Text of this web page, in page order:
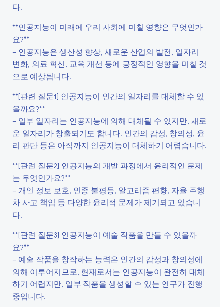
다.
**인공지능이 미래에 우리 사회에 미칠 영향은 무엇인가
요?**
– 인공지능은 생산성 향상, 새로운 산업의 발전, 일자리
변화, 의료 혁신, 교육 개선 등에 긍정적인 영향을 미칠 것
으로 예상됩니다.
**[관련 질문1] 인공지능이 인간의 일자리를 대체할 수 있
을까요?**
– 일부 일자리는 인공지능에 의해 대체될 수 있지만, 새로
운 일자리가 창출되기도 합니다. 인간의 감성, 창의성, 윤
리 판단 등은 아직까지 인공지능이 대체하기 어렵습니다.
**[관련 질문2] 인공지능의 개발 과정에서 윤리적인 문제
는 무엇인가요?**
– 개인 정보 보호, 인종 불평등, 알고리즘 편향, 자율 주행
차 사고 책임 등 다양한 윤리적 문제가 제기되고 있습니
다.
**[관련 질문3] 인공지능이 예술 작품을 만들 수 있을까
요?**
– 예술 작품을 창작하는 능력은 인간의 감성과 창의성에
의해 이루어지므로, 현재로서는 인공지능이 완전히 대체
하기 어렵지만, 일부 작품을 생성할 수 있는 연구가 진행
중입니다.